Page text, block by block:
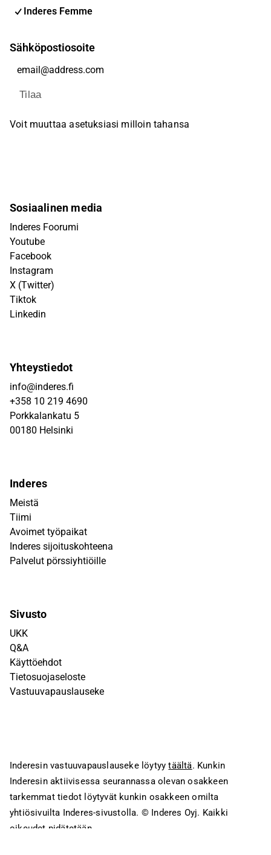
Inderes Femme
Sähköpostiosoite
Tilaa
Voit muuttaa asetuksiasi milloin tahansa
Sosiaalinen media
Inderes Foorumi
Youtube
Facebook
Instagram
X (Twitter)
Tiktok
Linkedin
Yhteystiedot
info@inderes.fi
+358 10 219 4690
Porkkalankatu 5
00180 Helsinki
Inderes
Meistä
Tiimi
Avoimet työpaikat
Inderes sijoituskohteena
Palvelut pörssiyhtiöille
Sivusto
UKK
Q&A
Käyttöehdot
Tietosuojaseloste
Vastuuvapauslauseke
Inderesin vastuuvapauslauseke löytyytäältä. Kunkin
Inderesin aktiivisessa seurannassa olevan osakkeen
tarkemmat tiedot löytyvät kunkin osakkeen omilta
yhtiösivuilta Inderes-sivustolla. © Inderes Oyj. Kaikki
oikeudet pidätetään.